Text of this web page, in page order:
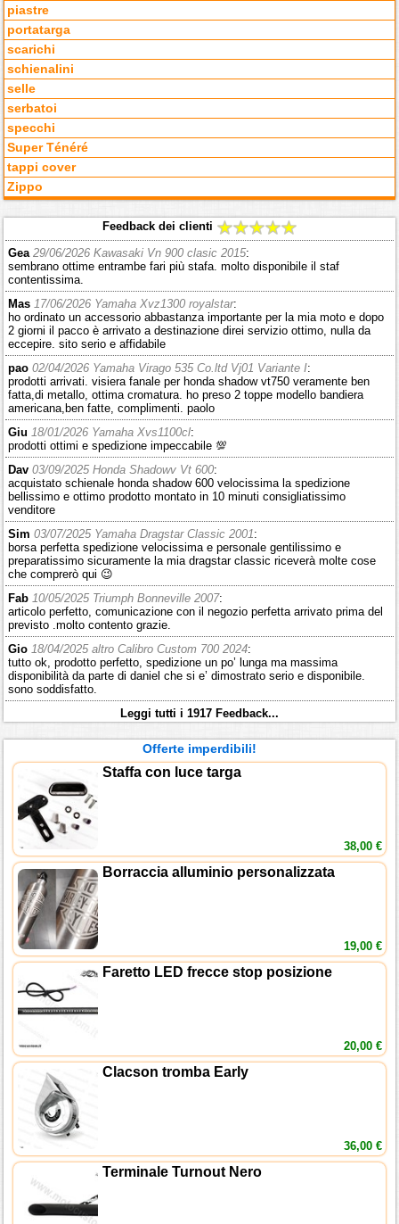
piastre
portatarga
scarichi
schienalini
selle
serbatoi
specchi
Super Ténéré
tappi cover
Zippo
Feedback dei clienti
Gea 29/06/2026 Kawasaki Vn 900 clasic 2015:
sembrano ottime entrambe fari più stafa. molto disponibile il staf
contentissima.
Mas 17/06/2026 Yamaha Xvz1300 royalstar:
ho ordinato un accessorio abbastanza importante per la mia moto e dopo
2 giorni il pacco è arrivato a destinazione direi servizio ottimo, nulla da
eccepire. sito serio e affidabile
pao 02/04/2026 Yamaha Virago 535 Co.ltd Vj01 Variante I:
prodotti arrivati. visiera fanale per honda shadow vt750 veramente ben
fatta,di metallo, ottima cromatura. ho preso 2 toppe modello bandiera
americana,ben fatte, complimenti. paolo
Giu 18/01/2026 Yamaha Xvs1100cl:
prodotti ottimi e spedizione impeccabile 💯
Dav 03/09/2025 Honda Shadowv Vt 600:
acquistato schienale honda shadow 600 velocissima la spedizione
bellissimo e ottimo prodotto montato in 10 minuti consigliatissimo
venditore
Sim 03/07/2025 Yamaha Dragstar Classic 2001:
borsa perfetta spedizione velocissima e personale gentilissimo e
preparatissimo sicuramente la mia dragstar classic riceverà molte cose
che comprerò qui 😉
Fab 10/05/2025 Triumph Bonneville 2007:
articolo perfetto, comunicazione con il negozio perfetta arrivato prima del
previsto .molto contento grazie.
Gio 18/04/2025 altro Calibro Custom 700 2024:
tutto ok, prodotto perfetto, spedizione un po’ lunga ma massima
disponibilità da parte di daniel che si e’ dimostrato serio e disponibile.
sono soddisfatto.
Leggi tutti i 1917 Feedback...
Offerte imperdibili!
Staffa con luce targa
38,00 €
Borraccia alluminio personalizzata
19,00 €
Faretto LED frecce stop posizione
20,00 €
Clacson tromba Early
36,00 €
Terminale Turnout Nero